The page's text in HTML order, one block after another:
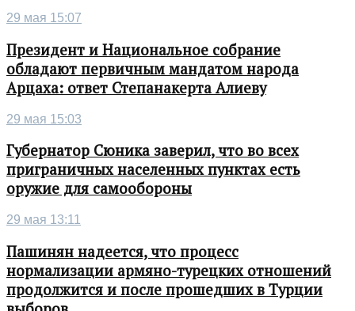
29 мая 15:07
Президент и Национальное собрание
обладают первичным мандатом народа
Арцаха: ответ Степанакерта Алиеву
29 мая 15:03
Губернатор Сюника заверил, что во всех
приграничных населенных пунктах есть
оружие для самообороны
29 мая 13:11
Пашинян надеется, что процесс
нормализации армяно-турецких отношений
продолжится и после прошедших в Турции